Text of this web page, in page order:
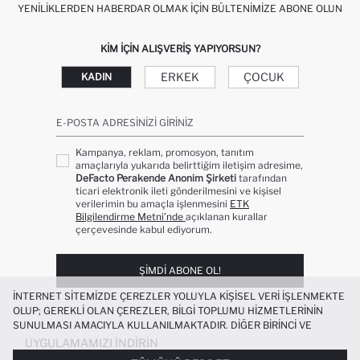
YENILIKLERDEN HABERDAR OLMAK İÇIN BÜLTENIMIZE ABONE OLUN
KIM IÇIN ALIŞVERIŞ YAPIYORSUN?
KADIN ERKEK ÇOCUK
E-POSTA ADRESINIZI GIRINIZ
Kampanya, reklam, promosyon, tanıtım
amaçlarıyla yukarıda belirttiğim iletişim adresime,
DeFacto Perakende Anonim Şirketi tarafından
ticari elektronik ileti gönderilmesini ve kişisel
verilerimin bu amaçla işlenmesini ETK
Bilgilendirme Metni’nde açıklanan kurallar
çerçevesinde kabul ediyorum.
ŞIMDI ABONE OL!
UYGULAMAMIZI İNDIRIN
İNTERNET SITEMIZDE ÇEREZLER YOLUYLA KIŞISEL VERI IŞLENMEKTE
OLUP; GEREKLI OLAN ÇEREZLER, BILGI TOPLUMU HIZMETLERININ
SUNULMASI AMACIYLA KULLANILMAKTADIR. DIĞER BIRINCI VE
ÜÇÜNCÜ TARAF ÇEREZLER ISE SIZE DAHA IYI BIR ALIŞVERIŞ
DENEYIMI SUNULABILMESI, SITEMIZIN DAHA IŞLEVSEL KILINMASI VE